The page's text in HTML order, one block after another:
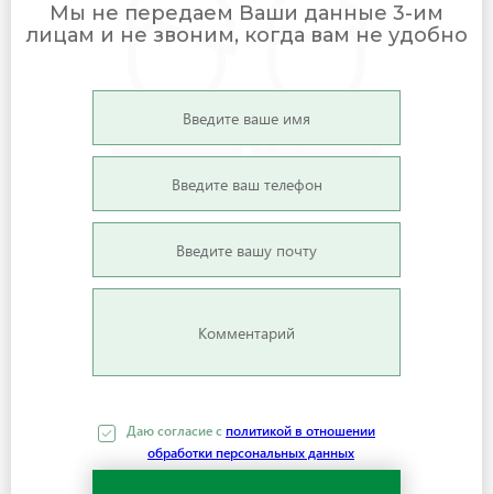
Мы не передаем Ваши данные 3-им
лицам и не звоним, когда вам не удобно
Даю согласие c политикой в отношении
обработки персональных данных